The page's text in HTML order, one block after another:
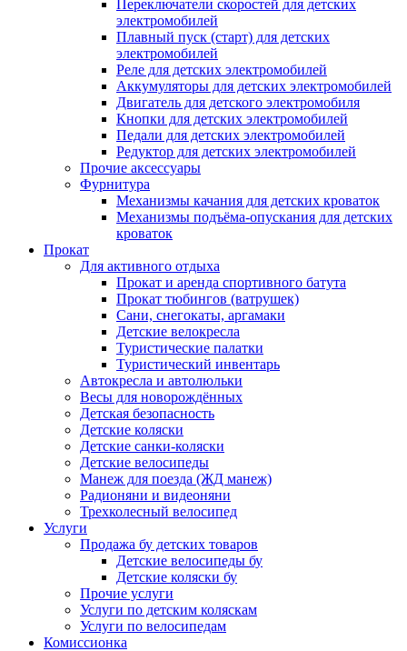
Переключатели скоростей для детских
электромобилей
Плавный пуск (старт) для детских
электромобилей
Реле для детских электромобилей
Аккумуляторы для детских электромобилей
Двигатель для детского электромобиля
Кнопки для детских электромобилей
Педали для детских электромобилей
Редуктор для детских электромобилей
Прочие аксессуары
Фурнитура
Механизмы качания для детских кроваток
Механизмы подъёма-опускания для детских
кроваток
Прокат
Для активного отдыха
Прокат и аренда спортивного батута
Прокат тюбингов (ватрушек)
Сани, снегокаты, аргамаки
Детские велокресла
Туристические палатки
Туристический инвентарь
Автокресла и автолюльки
Весы для новорождённых
Детская безопасность
Детские коляски
Детские санки-коляски
Детские велосипеды
Манеж для поезда (ЖД манеж)
Радионяни и видеоняни
Трехколесный велосипед
Услуги
Продажа бу детских товаров
Детские велосипеды бу
Детские коляски бу
Прочие услуги
Услуги по детским коляскам
Услуги по велосипедам
Комиссионка